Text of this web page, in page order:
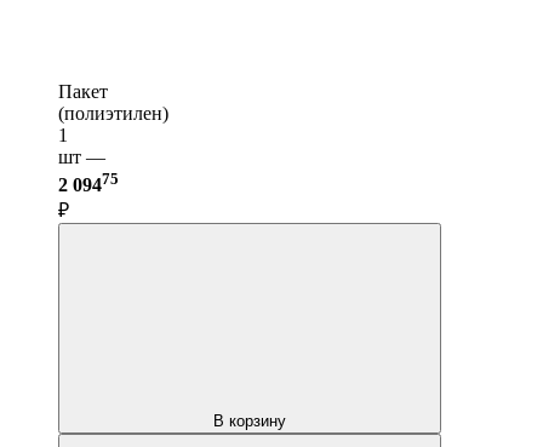
Пакет
(полиэтилен)
1
шт —
2 09475
₽
В корзину